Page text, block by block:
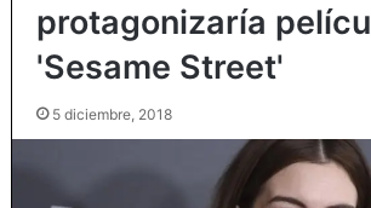
protagonizaría
'Sesame Street'
5 diciembre, 2018